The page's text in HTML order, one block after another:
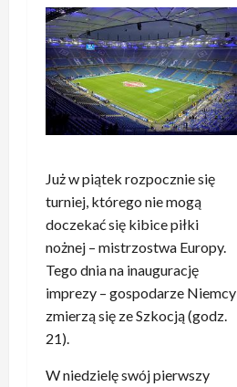
Już w piątek rozpocznie się
turniej, którego nie mogą
doczekać się kibice piłki
nożnej – mistrzostwa Europy.
Tego dnia na inaugurację
imprezy – gospodarze Niemcy
zmierzą się ze Szkocją (godz.
21).
W niedzielę swój pierwszy